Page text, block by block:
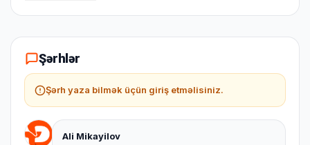
Şərhlər
Şərh yaza bilmək üçün giriş etməlisiniz.
Ali Mikayilov